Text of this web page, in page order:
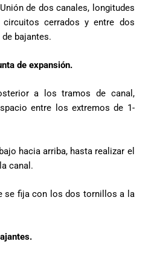
de dos canales, longitudes
cerrados y entre dos
bajantes.
de expansión.
a los tramos de canal,
entre los extremos de 1-
hacia arriba, hasta realizar el
canal.
se fija con los dos tornillos a la